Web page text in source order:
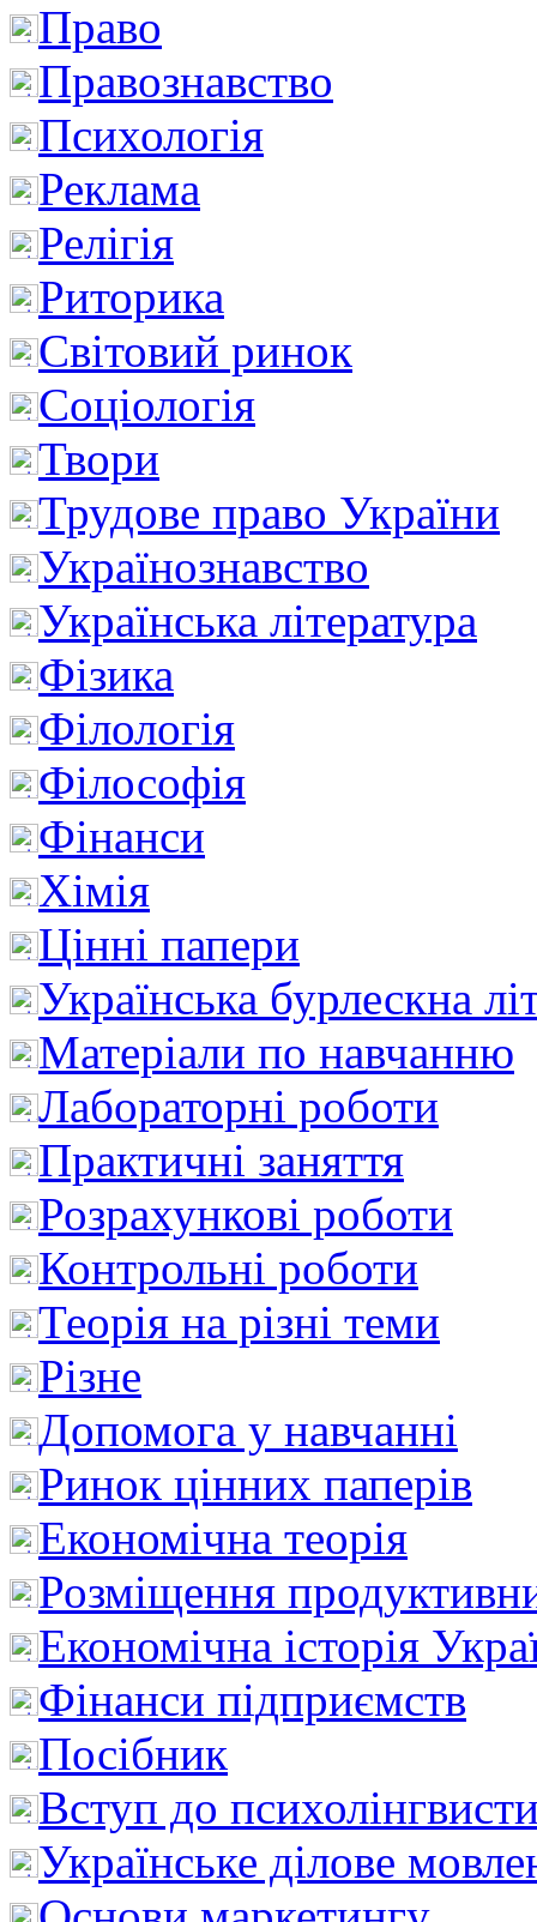
Право
Правознавство
Психологія
Реклама
Релігія
Риторика
Світовий ринок
Соціологія
Твори
Трудове право України
Українознавство
Українська література
Фізика
Філологія
Філософія
Фінанси
Хімія
Цінні папери
Українська бурлескна
Матеріали по навчанню
Лабораторні роботи
Практичні заняття
Розрахункові роботи
Контрольні роботи
Теорія на різні теми
Різне
Допомога у навчанні
Ринок цінних паперів
Економічна теорія
Розміщення
Економічна історія
Фінанси підприємств
Посібник
Вступ до
Українське ділове